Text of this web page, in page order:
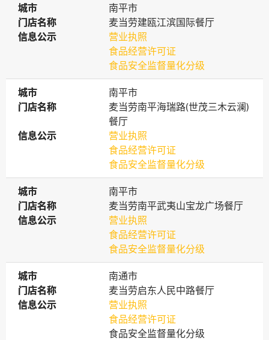
城市
城市
南平市
门店名称
门店名称
麦当劳建瓯江滨国际餐厅
信息公示
信息公示
营业执照
食品经营许可证
食品安全监督量化分级
城市
城市
南平市
门店名称
门店名称
麦当劳南平海瑞路(世茂三木云澜)
餐厅
信息公示
信息公示
营业执照
食品经营许可证
食品安全监督量化分级
城市
城市
南平市
门店名称
门店名称
麦当劳南平武夷山宝龙广场餐厅
信息公示
信息公示
营业执照
食品经营许可证
食品安全监督量化分级
城市
城市
南通市
门店名称
门店名称
麦当劳启东人民中路餐厅
信息公示
信息公示
营业执照
食品经营许可证
食品安全监督量化分级